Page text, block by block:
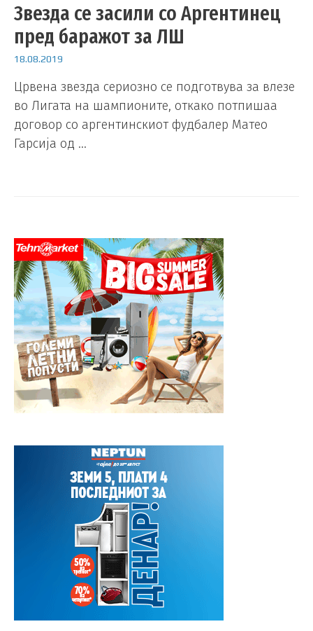
Звезда се засили со Аргентинец
пред баражот за ЛШ
18.08.2019
Црвена звезда сериозно се подготвува за влезе
во Лигата на шампионите, откако потпишаа
договор со аргентинскиот фудбалер Матео
Гарсија од …